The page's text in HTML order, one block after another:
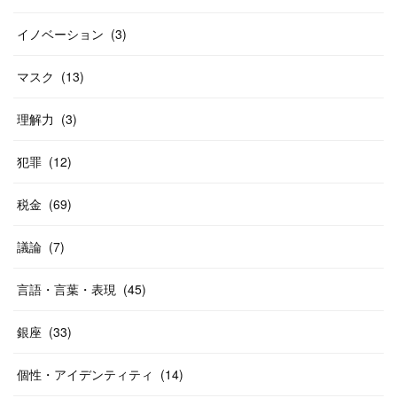
イノベーション (3)
マスク (13)
理解力 (3)
犯罪 (12)
税金 (69)
議論 (7)
言語・言葉・表現 (45)
銀座 (33)
個性・アイデンティティ (14)